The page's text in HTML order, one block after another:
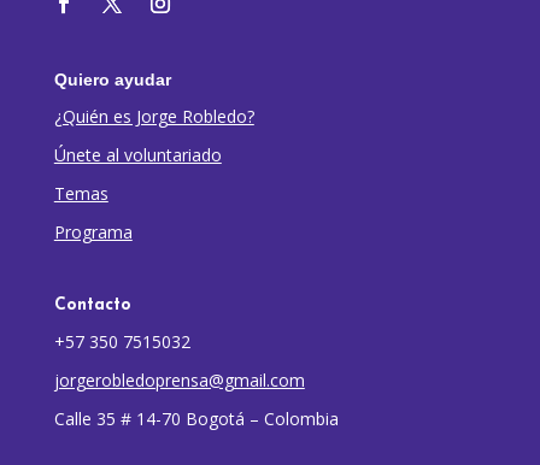
Quiero ayudar
¿Quién es Jorge Robledo?
Únete al voluntariado
Temas
Programa
Contacto
+57 350 7515032
jorgerobledoprensa@gmail.com
Calle 35 # 14-70 Bogotá – Colombia